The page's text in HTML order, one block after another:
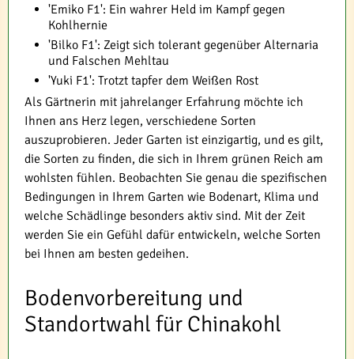
'Emiko F1': Ein wahrer Held im Kampf gegen
Kohlhernie
'Bilko F1': Zeigt sich tolerant gegenüber Alternaria
und Falschen Mehltau
'Yuki F1': Trotzt tapfer dem Weißen Rost
Als Gärtnerin mit jahrelanger Erfahrung möchte ich
Ihnen ans Herz legen, verschiedene Sorten
auszuprobieren. Jeder Garten ist einzigartig, und es gilt,
die Sorten zu finden, die sich in Ihrem grünen Reich am
wohlsten fühlen. Beobachten Sie genau die spezifischen
Bedingungen in Ihrem Garten wie Bodenart, Klima und
welche Schädlinge besonders aktiv sind. Mit der Zeit
werden Sie ein Gefühl dafür entwickeln, welche Sorten
bei Ihnen am besten gedeihen.
Bodenvorbereitung und
Standortwahl für Chinakohl